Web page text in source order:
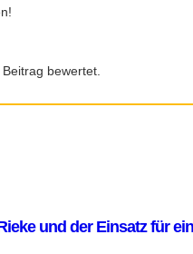
bewertet.